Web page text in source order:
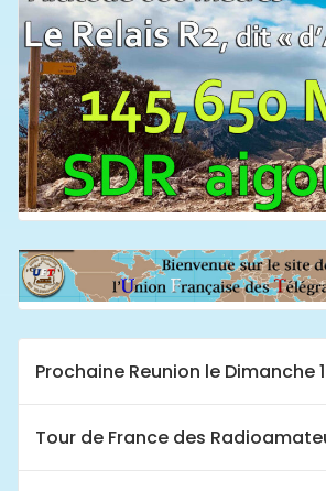
Prochaine Reunion le Dimanche
Tour de France des